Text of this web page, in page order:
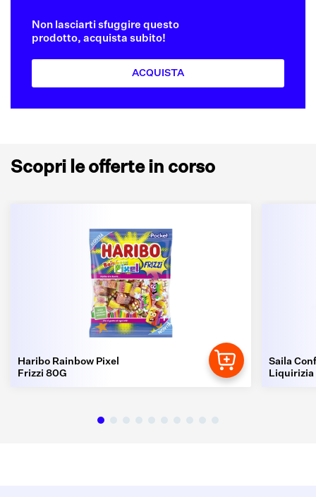
Non lasciarti sfuggire questo
prodotto, acquista subito!
ACQUISTA
Scopri le offerte in corso
Haribo Rainbow Pixel
Frizzi 80G
Saila
Liquirizia